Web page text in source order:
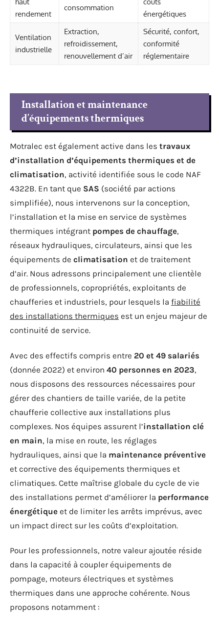
rendement
consommation
énergétiques
Ventilation
industrielle
Extraction,
refroidissement,
renouvellement d’air
Sécurité, confort,
conformité
réglementaire
Installation et maintenance
d’équipements thermiques
Motralec est également active dans les travaux
d’installation d’équipements thermiques et de
climatisation, activité identifiée sous le code NAF
4322B. En tant que SAS (société par actions
simplifiée), nous intervenons sur la conception,
l’installation et la mise en service de systèmes
thermiques intégrant pompes de chauffage,
réseaux hydrauliques, circulateurs, ainsi que les
équipements de climatisation et de traitement
d’air. Nous adressons principalement une clientèle
de professionnels, copropriétés, exploitants de
chaufferies et industriels, pour lesquels la fiabilité
des installations thermiques est un enjeu majeur de
continuité de service.
Avec des effectifs compris entre 20 et 49 salariés
(donnée 2022) et environ 40 personnes en 2023,
nous disposons des ressources nécessaires pour
gérer des chantiers de taille variée, de la petite
chaufferie collective aux installations plus
complexes. Nos équipes assurent l’installation clé
en main, la mise en route, les réglages
hydrauliques, ainsi que la maintenance préventive
et corrective des équipements thermiques et
climatiques. Cette maîtrise globale du cycle de vie
des installations permet d’améliorer la performance
énergétique et de limiter les arrêts imprévus, avec
un impact direct sur les coûts d’exploitation.
Pour les professionnels, notre valeur ajoutée réside
dans la capacité à coupler équipements de
pompage, moteurs électriques et systèmes
thermiques dans une approche cohérente. Nous
proposons notamment :